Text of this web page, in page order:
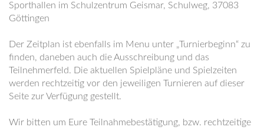
Sporthallen im Schulzentrum Geismar, Schulweg, 37083
Göttingen
Der Zeitplan ist ebenfalls im Menu unter „Turnierbeginn“ zu
finden, daneben auch die Ausschreibung und das
Teilnehmerfeld. Die aktuellen Spielpläne und Spielzeiten
werden rechtzeitig vor den jeweiligen Turnieren auf dieser
Seite zur Verfügung gestellt.
Wir bitten um Eure Teilnahmebestätigung, bzw. rechtzeitige